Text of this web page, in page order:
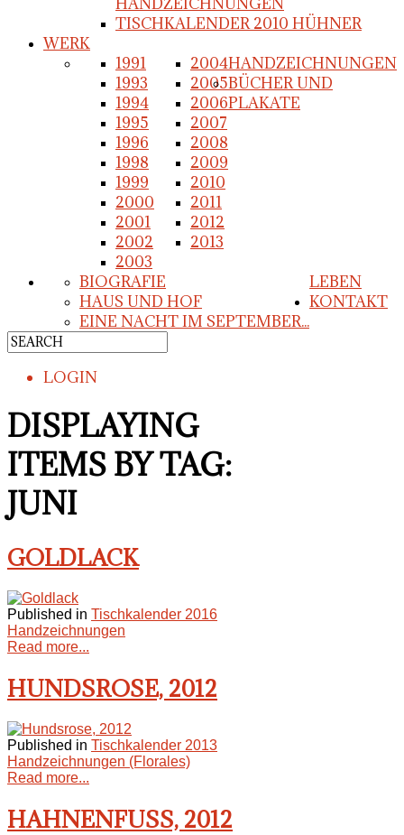
TISCHKALENDER 2010 HÜHNER
WERK
HANDZEICHNUNGEN
1991
1993
1994
1995
1996
1998
1999
2000
2001
2002
2003
2004
2005
2006
2007
2008
2009
2010
2011
2012
2013
BÜCHER UND
PLAKATE
LEBEN
BIOGRAFIE
HAUS UND HOF
EINE NACHT IM SEPTEMBER...
KONTAKT
LOGIN
DISPLAYING
ITEMS BY TAG:
JUNI
GOLDLACK
Published in Tischkalender 2016
Handzeichnungen
Read more...
HUNDSROSE, 2012
Published in Tischkalender 2013
Handzeichnungen (Florales)
Read more...
HAHNENFUSS, 2012